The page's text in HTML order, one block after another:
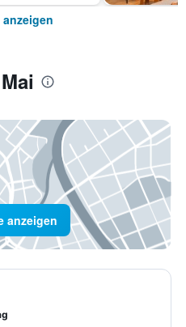
anzeigen